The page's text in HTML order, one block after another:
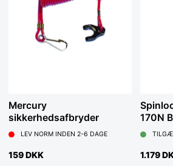
Mercury
sikkerhedsafbryder
LEV NORM INDEN 2-6 DAGE
159 DKK
170N
1.179